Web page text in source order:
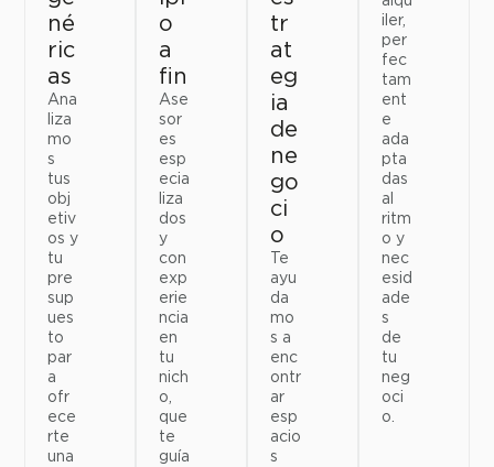
né
ric
as
Ana
liza
mo
s
tus
obj
etiv
os y
tu
pre
sup
ues
to
par
a
ofr
ece
rte
una
o
a
fin
Ase
sor
es
esp
ecia
liza
dos
y
con
exp
erie
ncia
en
tu
nich
o,
que
te
guía
tr
at
eg
ia
de
ne
go
ci
o
Te
ayu
da
mo
s a
enc
ontr
ar
esp
acio
s
iler,
per
fec
tam
ent
e
ada
pta
das
al
ritm
o y
nec
esid
ade
s
de
tu
neg
oci
o.